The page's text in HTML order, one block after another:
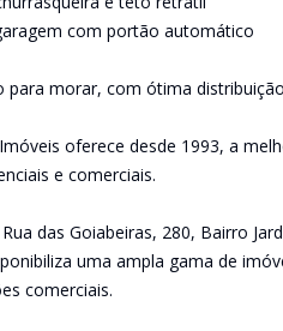
com portão automático
para morar, com ótima
oferece desde 1993, a
e comerciais.
das Goiabeiras, 280, Bairro
uma ampla gama de
comerciais.